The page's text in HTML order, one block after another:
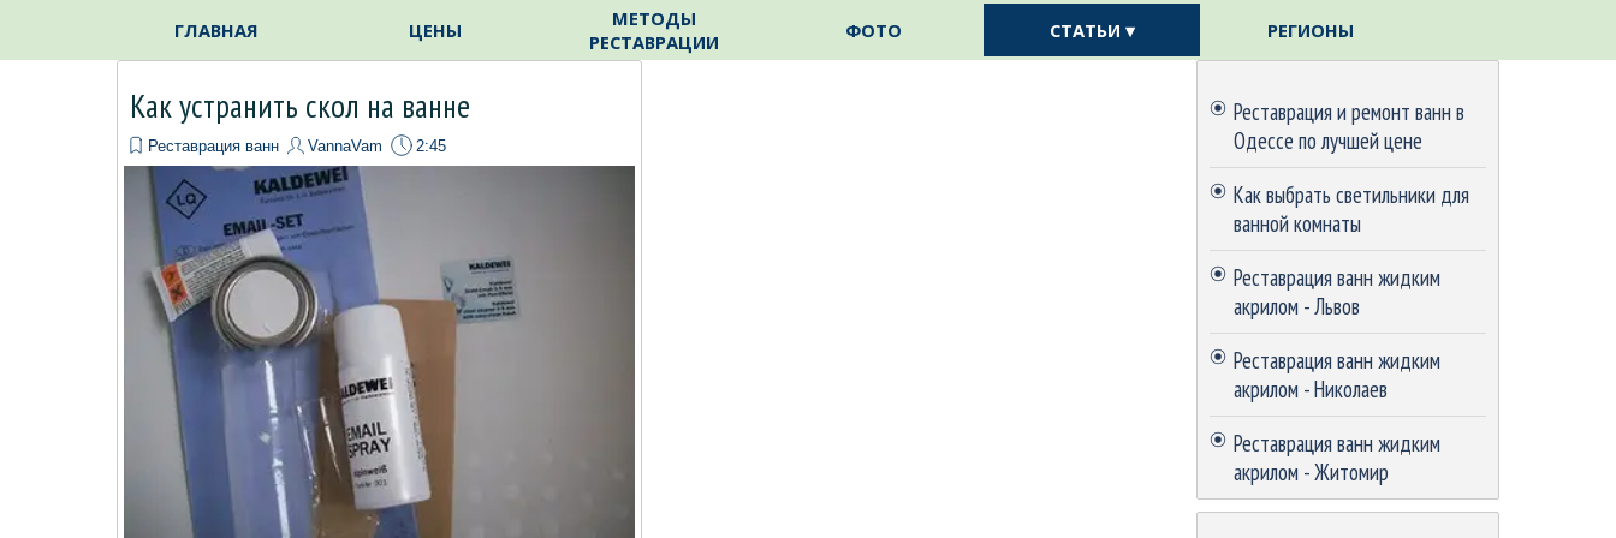
ГЛАВНАЯ ЦЕНЫ
МЕТОДЫ
РЕСТАВРАЦИИ
ФОТО СТАТЬИ ▾ ▼
РЕГИОНЫ
Как устранить скол на ванне
Реставрация ванн VannaVam 2:45
Реставрация и ремонт ванн в
Одессе по лучшей цене
Как выбрать светильники для
ванной комнаты
Реставрация ванн жидким
акрилом - Львов
Реставрация ванн жидким
акрилом - Николаев
Реставрация ванн жидким
акрилом - Житомир